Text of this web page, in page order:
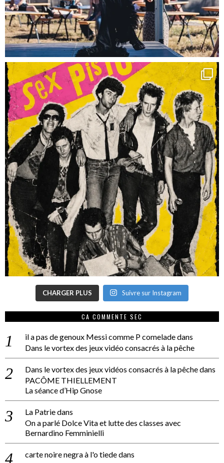
CHARGER PLUS Suivre sur Instagram
CA COMMENTE SEC
il a pas de genoux Messi comme P comeladedans
Dans le vortex des jeux vidéo consacrés à la pêche
Dans le vortex des jeux vidéos consacrés à la pêchedans
PACÔME THIELLEMENT
La séance d’Hip Gnose
La Patriedans
On a parlé Dolce Vita et lutte des classes avec
Bernardino Femminielli
carte noire negra à l'o tiededans